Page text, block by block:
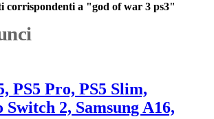
corrispondenti a "god of war 3 ps3"
PS5 Pro, PS5 Slim,
Switch 2, Samsung A16,